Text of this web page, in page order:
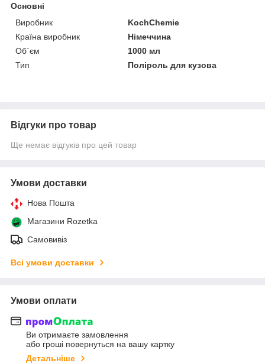
Основні
Виробник
KochChemie
Країна виробник
Німеччина
Об`єм
1000 мл
Тип
Поліроль для кузова
Відгуки про товар
Ще немає відгуків про цей товар
Умови доставки
Нова Пошта
Магазини Rozetka
Самовивіз
Всі умови доставки
Умови оплати
Ви отримаєте замовлення
або гроші повернуться на вашу картку
Детальніше